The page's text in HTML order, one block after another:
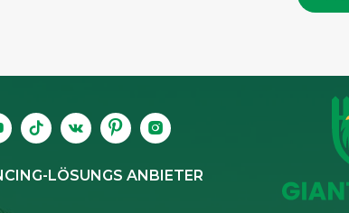
LÖSUNGS ANBIETER